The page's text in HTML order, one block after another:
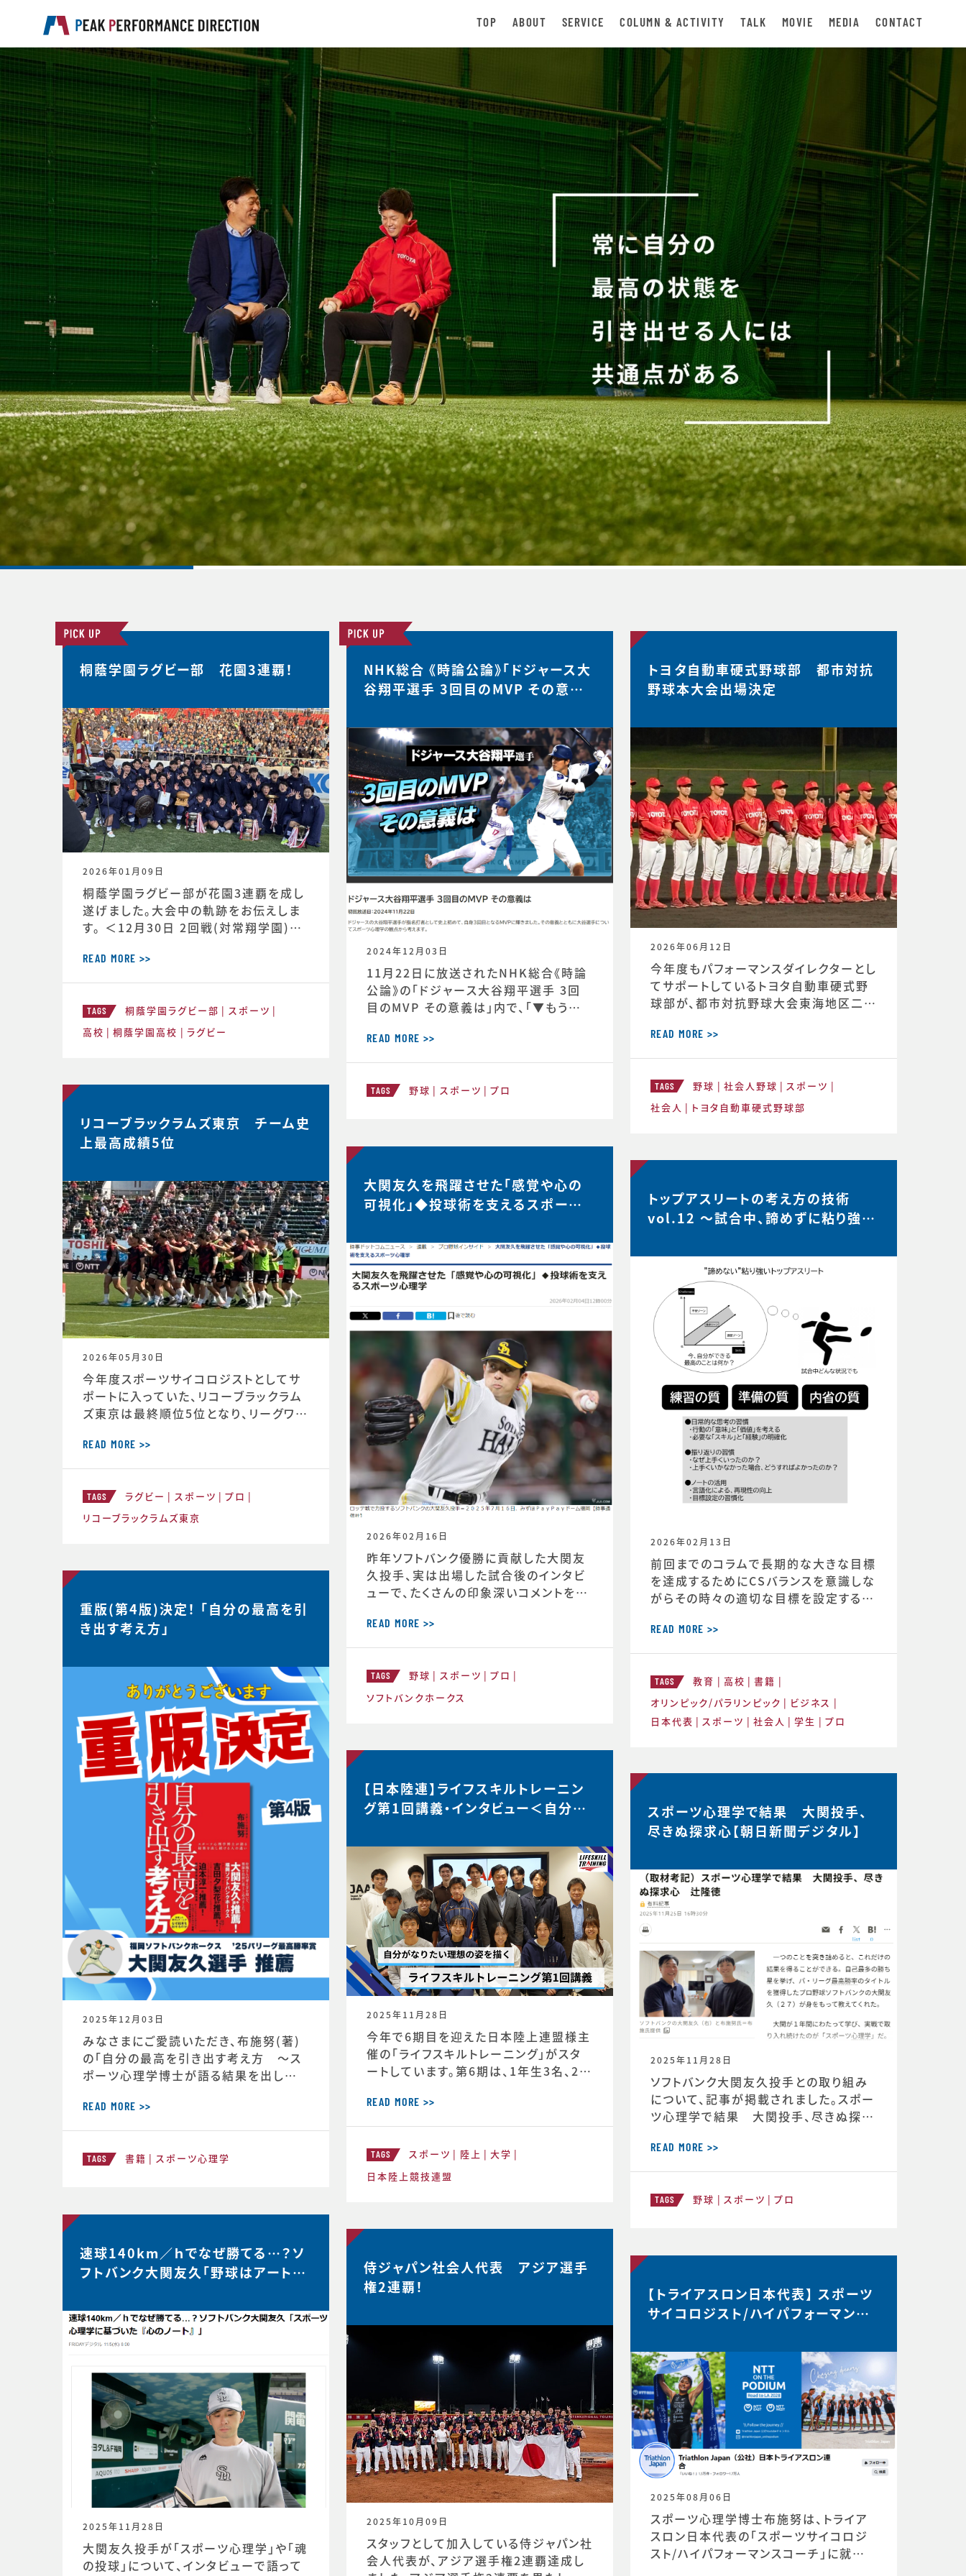
TOP ABOUT SERVICE COLUMN & ACTIVITY TALK MOVIE MEDIA CONTACT
桐蔭学園ラグビー部 花園3連覇！
2026年01月09日
桐蔭学園ラグビー部が花園3連覇を成し
遂げました。大会中の軌跡をお伝えしま
す。 ＜12月30日 2回戦(対常翔学園)後
長する。これまで蓄積したものタフなゲ
ームでやってみる。主観的なデータが出
次のステージの自分と向かい合おう。 ≪
12月31日≫ 桐蔭学園ラグビーファミリ
READ MORE >>
TAGS 桐蔭学園ラグビー部
スポーツ
高校
桐蔭学園高校 ラグビー
NHK総合 《時論公論》「ドジャース大
谷翔平選手 3回目のMVP その意義
2024年12月03日
11月22日に放送されたNHK総合《時論
公論》の「ドジャース大谷翔平選手 3回
目のMVP その意義は」内で、「▼もうひと
と「▼今シーズン大谷選手の活躍が示唆
したこと」のコーナーで、スポーツ心理学
放送内容はこちら↓https://www.nh
READ MORE >>
TAGS 野球 スポーツ プロ
トヨタ自動車硬式野球部 都市対抗
野球本大会出場決定
2026年06月12日
今年度もパフォーマンスダイレクターとし
てサポートしているトヨタ自動車硬式野
球部が、都市対抗野球大会東海地区二次
場が決定しました。 ◆第97回都市対抗
野球大会 本大会出場決定のお知らせ（ト
s://redcruisers.toyotatimes-spor
ts.toyota/news/team_news-1505
READ MORE >>
TAGS 野球 社会人野球
スポーツ
社会人
トヨタ自動車硬式野球部
リコーブラックラムズ東京 チーム史
上最高成績5位
2026年05月30日
今年度スポーツサイコロジストとしてサ
ポートに入っていた、リコーブラックラム
ズ東京は最終順位5位となり、リーグワン
ました。 ◆リーグワン2025-26 ディビジ
ョン1 最終順位5位のお知らせ（リコーブ
ams-tokyo.com/news/informatio
n/2025-2026/20260525a.html
READ MORE >>
TAGS ラグビー スポーツ
プロ
リコーブラックラムズ東京
大関友久を飛躍させた「感覚や心の
可視化」◆投球術を支えるスポーツ
2026年02月16日
昨年ソフトバンク優勝に貢献した大関友
久投手、実は出場した試合後のインタビ
ューで、たくさんの印象深いコメントを発
材を受け、大関選手のコメントの「真意」
をスポーツ心理学の視点から、布施が詳
められています。大関選手の布施の1年
間の取組みの中身が見えてくると思いま
READ MORE >>
TAGS 野球 スポーツ
プロ
ソフトバンクホークス
トップアスリートの考え方の技術
vol.12 〜試合中、諦めずに粘り強い
2026年02月13日
前回までのコラムで長期的な大きな目標
を達成するためにCSバランスを意識しな
がらその時々の適切な目標を設定するこ
バランスを理解することのメリットはそれ
だけにとどまりません。スポーツにおいて
られるような状況が度々起こりますが、 C
S バランスを意識してその時できる最高
のことにチャレンジする習慣が身につく
READ MORE >>
TAGS 教育 高校
書籍
オリンピック/パラリンピック
ビジネス
日本代表
スポーツ 社会人 学生 プロ
重版(第4版)決定！ 「自分の最高を引
き出す考え方」
2025年12月03日
みなさまにご愛読いただき、布施努(著)
の「自分の最高を引き出す考え方 ～ス
ポーツ心理学博士が語る結果を出し続
第4版が決定しました。第4版からの帯に
は、ソフトバンクホークス大関友久投手の
が、より多くのみなさまのお役に立つこと
学博士が語る結果を出し続ける人の
READ MORE >>
TAGS 書籍 スポーツ心理学
【日本陸連】ライフスキルトレーニン
グ第1回講義・インタビュー＜自分が
2025年11月28日
今年で6期目を迎えた日本陸上連盟様主
催の「ライフスキルトレーニング」がスタ
ートしています。第6期は、1年生3名、2年
（https://www.jaaf.or.jp/news/ar
ticle/22881/）が受講生として選出され
受講者のインタビューが掲載されまし
た。https://www.jaaf.or.jp/news/
READ MORE >>
TAGS スポーツ 陸上
大学
日本陸上競技連盟
スポーツ心理学で結果 大関投手、
尽きぬ探求心【朝日新聞デジタル】
2025年11月28日
ソフトバンク大関友久投手との取り組み
について、記事が掲載されました。スポー
ツ心理学で結果 大関投手、尽きぬ探求
w.asahi.com/articles/DA3S16351
620.html
READ MORE >>
TAGS 野球 スポーツ プロ
速球140km／ｈでなぜ勝てる…？ソ
フトバンク大関友久「野球はアートと
2025年11月28日
大関友久投手が「スポーツ心理学」や「魂
の投球」について、インタビューで語って
侍ジャパン社会人代表 アジア選手
権2連覇！
2025年10月09日
スタッフとして加入している侍ジャパン社
会人代表が、アジア選手権2連覇達成し
【トライアスロン日本代表】 スポーツ
サイコロジスト/ハイパフォーマンス
2025年08月06日
スポーツ心理学博士布施努は、トライア
スロン日本代表の「スポーツサイコロジ
スト/ハイパフォーマンスコーチ」に就任し